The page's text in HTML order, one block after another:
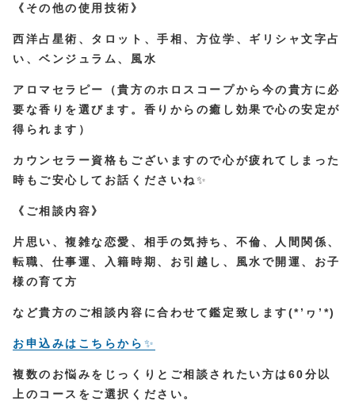
《その他の使用技術》
西洋占星術、タロット、手相、方位学、ギリシャ文字占
い、ベンジュラム、風水
アロマセラピー（貴方のホロスコープから今の貴方に必
要な香りを選びます。香りからの癒し効果で心の安定が
得られます）
カウンセラー資格もございますので心が疲れてしまった
時もご安心してお話くださいね✨
《ご相談内容》
片思い、複雑な恋愛、相手の気持ち、不倫、人間関係、
転職、仕事運、入籍時期、お引越し、風水で開運、お子
様の育て方
など貴方のご相談内容に合わせて鑑定致します(*’ヮ’*)
お申込みはこちらから ✨
複数のお悩みをじっくりとご相談されたい方は60分以
上のコースをご選択ください。